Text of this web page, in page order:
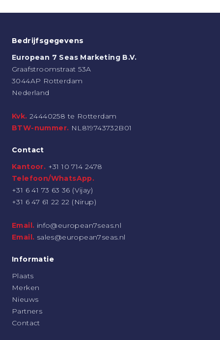
Bedrijfsgegevens
European 7 Seas Marketing B.V.
Graafstroomstraat 53A
3044AP Rotterdam
Nederland
Kvk. 24440258 te Rotterdam
BTW-nummer. NL819743732B01
Contact
Kantoor. +31 10 714 2478
Telefoon/WhatsApp.
+31 6 41 73 63 36 (Vijay)
+31 6 47 61 22 22 (Nirup)
Email. info@european7seas.nl
Email. sales@european7seas.nl
Informatie
Plaats
Merken
Nieuws
Partners
Contact